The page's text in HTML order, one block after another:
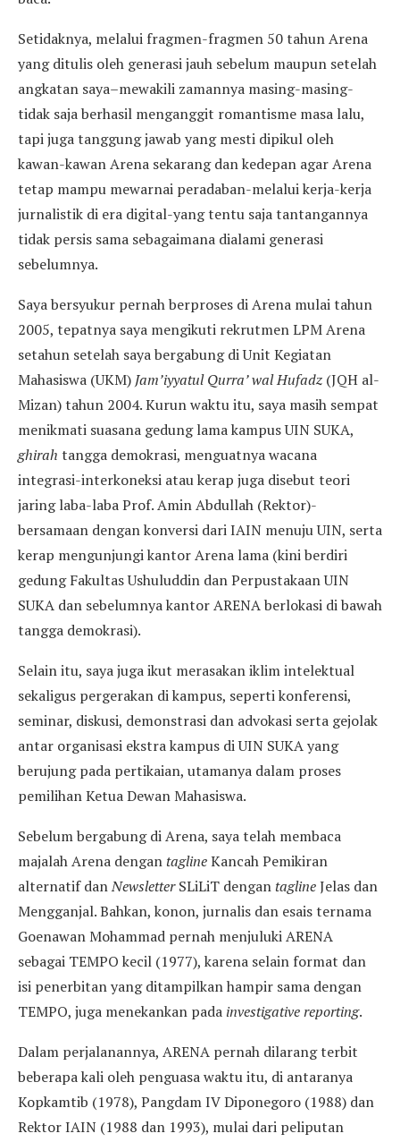
Setidaknya, melalui fragmen-fragmen 50 tahun Arena
yang ditulis oleh generasi jauh sebelum maupun setelah
angkatan saya–mewakili zamannya masing-masing-
tidak saja berhasil menganggit romantisme masa lalu,
tapi juga tanggung jawab yang mesti dipikul oleh
kawan-kawan Arena sekarang dan kedepan agar Arena
tetap mampu mewarnai peradaban-melalui kerja-kerja
jurnalistik di era digital-yang tentu saja tantangannya
tidak persis sama sebagaimana dialami generasi
sebelumnya.
Saya bersyukur pernah berproses di Arena mulai tahun
2005, tepatnya saya mengikuti rekrutmen LPM Arena
setahun setelah saya bergabung di Unit Kegiatan
Mahasiswa (UKM) Jam’iyyatul Qurra’ wal Hufadz (JQH al-
Mizan) tahun 2004. Kurun waktu itu, saya masih sempat
menikmati suasana gedung lama kampus UIN SUKA,
ghirah tangga demokrasi, menguatnya wacana
integrasi-interkoneksi atau kerap juga disebut teori
jaring laba-laba Prof. Amin Abdullah (Rektor)-
bersamaan dengan konversi dari IAIN menuju UIN, serta
kerap mengunjungi kantor Arena lama (kini berdiri
gedung Fakultas Ushuluddin dan Perpustakaan UIN
SUKA dan sebelumnya kantor ARENA berlokasi di bawah
tangga demokrasi).
Selain itu, saya juga ikut merasakan iklim intelektual
sekaligus pergerakan di kampus, seperti konferensi,
seminar, diskusi, demonstrasi dan advokasi serta gejolak
antar organisasi ekstra kampus di UIN SUKA yang
berujung pada pertikaian, utamanya dalam proses
pemilihan Ketua Dewan Mahasiswa.
Sebelum bergabung di Arena, saya telah membaca
majalah Arena dengan taglineKancah Pemikiran
alternatif danNewsletterSLiLiT dengan taglineJelas dan
Mengganjal. Bahkan, konon, jurnalis dan esais ternama
Goenawan Mohammad pernah menjuluki ARENA
sebagai TEMPO kecil (1977), karena selain format dan
isi penerbitan yang ditampilkan hampir sama dengan
TEMPO, juga menekankan pada investigative reporting.
Dalam perjalanannya, ARENA pernah dilarang terbit
beberapa kali oleh penguasa waktu itu, di antaranya
Kopkamtib (1978), Pangdam IV Diponegoro (1988) dan
Rektor IAIN (1988 dan 1993), mulai dari peliputan